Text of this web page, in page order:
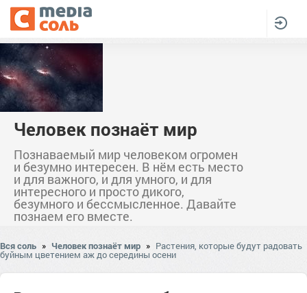
Человек познаёт мир
Познаваемый мир человеком огромен
и безумно интересен. В нём есть место
и для важного, и для умного, и для
интересного и просто дикого,
безумного и бессмысленное. Давайте
познаем его вместе.
Вся соль » Человек познаёт мир » Растения, которые будут радовать
буйным цветением аж до середины осени